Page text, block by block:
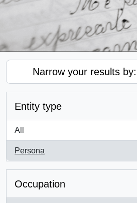
Narrow your results by:
Entity type
All
Persona
, 3 results
Occupation